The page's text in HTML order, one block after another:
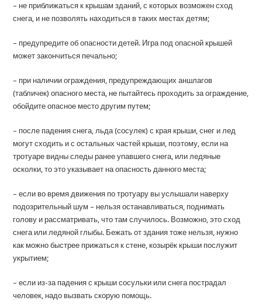
– не приближаться к крышам зданий, с которых возможен сход
снега, и не позволять находиться в таких местах детям;
– предупредите об опасности детей. Игра под опасной крышей
может закончиться печально;
– при наличии ограждения, предупреждающих аншлагов
(табличек) опасного места, не пытайтесь проходить за ограждение,
обойдите опасное место другим путем;
– после падения снега, льда (сосулек) с края крыши, снег и лед
могут сходить и с остальных частей крыши, поэтому, если на
тротуаре видны следы ранее упавшего снега, или ледяные
осколки, то это указывает на опасность данного места;
– если во время движения по тротуару вы услышали наверху
подозрительный шум – нельзя останавливаться, поднимать
голову и рассматривать, что там случилось. Возможно, это сход
снега или ледяной глыбы. Бежать от здания тоже нельзя, нужно
как можно быстрее прижаться к стене, козырёк крыши послужит
укрытием;
– если из-за падения с крыши сосульки или снега пострадал
человек, надо вызвать скорую помощь.